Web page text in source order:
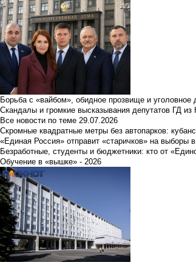
Борьба с «вайбом», обидное прозвище и
Скандалы и громкие высказывания депутатов ГД из
Все новости по теме 29.07.2026
Скромные квадратные метры без автопарков:
«Единая Россия» отправит «старичков» на выборы
Безработные, студенты и бюджетники: кто от
Обучение в «вышке» - 2026